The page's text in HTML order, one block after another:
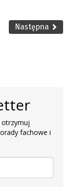
Następna
otrzymuj
fachowe i